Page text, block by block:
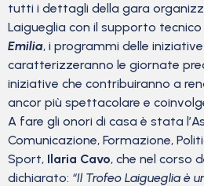
tutti i dettagli della gara
Laigueglia con il supporto tecnico
Emilia, i programmi delle
caratterizzeranno le giornate
iniziative che contribuiranno a
ancor più spettacolare e
A fare gli onori di casa è stata
Comunicazione, Formazione,
Sport, Ilaria Cavo, che nel corso
dichiarato: “Il Trofeo Laigueglia è